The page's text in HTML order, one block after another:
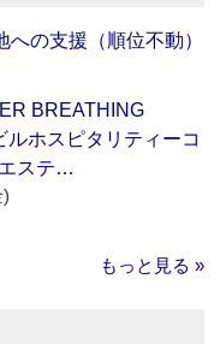
の支援（順位不動）
BREATHING
ルホスピタリティーコ
ステ…
もっと見る »